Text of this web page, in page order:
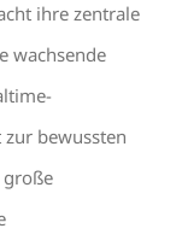
ihre zentrale
wachsende
bewussten
große